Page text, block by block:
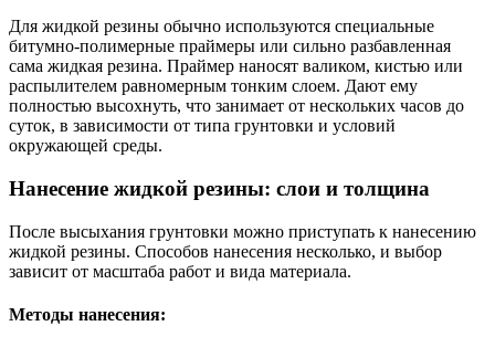
Для жидкой резины обычно используются специальные
битумно-полимерные праймеры или сильно разбавленная
сама жидкая резина. Праймер наносят валиком, кистью или
распылителем равномерным тонким слоем. Дают ему
полностью высохнуть, что занимает от нескольких часов до
суток, в зависимости от типа грунтовки и условий
окружающей среды.
Нанесение жидкой резины: слои и толщина
После высыхания грунтовки можно приступать к нанесению
жидкой резины. Способов нанесения несколько, и выбор
зависит от масштаба работ и вида материала.
Методы нанесения: